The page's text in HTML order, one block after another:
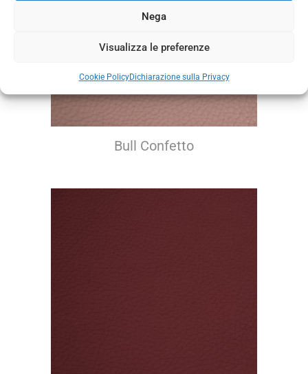
Nega
Visualizza le preferenze
Cookie PolicyDichiarazione sulla Privacy
Bull Confetto